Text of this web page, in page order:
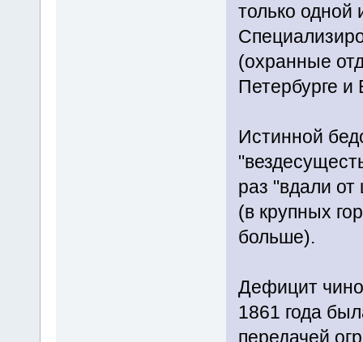
только одной
(охранные
Петербурге
Истинной
раз "вдали
(в крупных
больше).
Дефицит
1861 года
передачей